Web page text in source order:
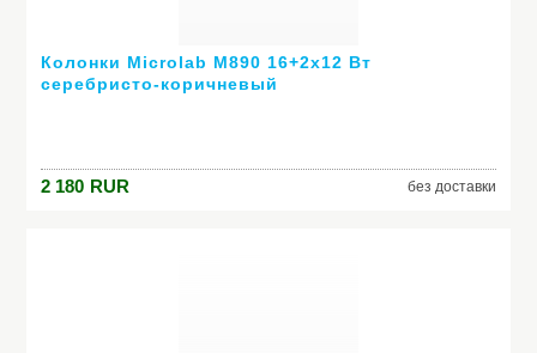
Колонки Microlab M890 16+2х12 Вт
серебристо-коричневый
2 180 RUR без доставки